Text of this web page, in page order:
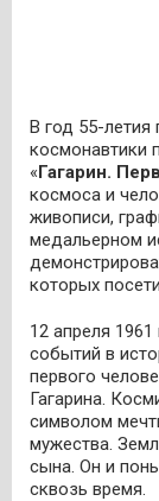
В год 55-летия
космонавтики
«Гагарин.
космоса и
живописи,
медальерном
которых
12 апреля
событий в
первого
Гагарина.
символом
мужества.
сына. Он и
сквозь время.